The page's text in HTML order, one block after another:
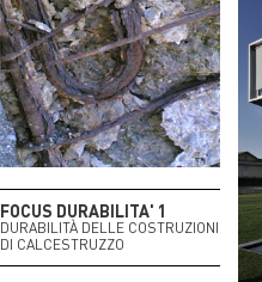
FOCUS DURABILITA' 1
DURABILITÀ DELLE COSTRUZIONI
DI CALCESTRUZZO